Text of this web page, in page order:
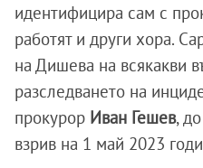
идентифицира сам с
работят и други хора.
на Дишева на всякакви
разследването на
прокурор Иван Гешев,
взрив на 1 май 2023